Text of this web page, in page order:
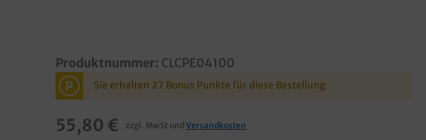
Produktnummer: CLCPE04100
P Sie erhalten 27 Bonus Punkte für diese Bestellung
55,80 € zzgl. MwSt und Versandkosten